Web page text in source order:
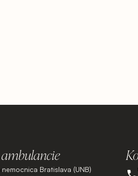
nemocnica Bratislava (UNB)